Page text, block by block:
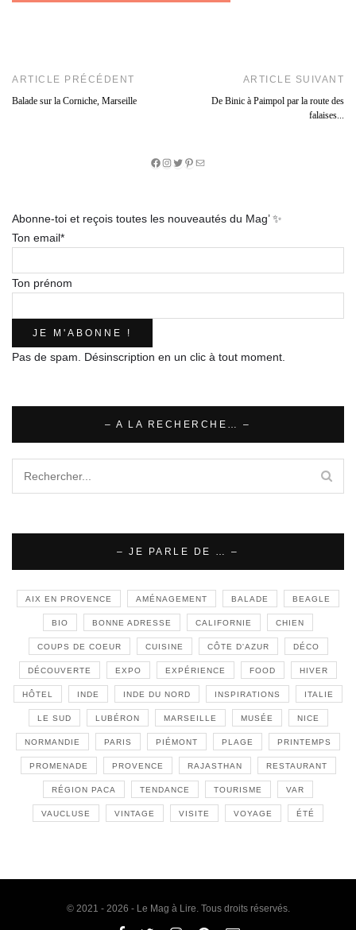
ARTICLE PRÉCÉDENT
Balade sur la Corniche, Marseille
ARTICLE SUIVANT
De Binic à Paimpol par la route des
falaises...
Facebook
Instagram
Twitter
Pinterest
E-
Abonne-toi et reçois toutes les nouveautés du Mag’ ✨
Ton email*
Ton prénom
Pas de spam. Désinscription en un clic à tout moment.
– A LA RECHERCHE… –
– JE PARLE DE … –
AIX EN PROVENCE AMÉNAGEMENT BALADE BEAGLE
BIO BONNE ADRESSE CALIFORNIE CHIEN
COUPS DE COEUR CUISINE CÔTE D'AZUR DÉCO
DÉCOUVERTE EXPO EXPÉRIENCE FOOD HIVER
HÔTEL INDE INDE DU NORD INSPIRATIONS ITALIE
LE SUD LUBÉRON MARSEILLE MUSÉE NICE
NORMANDIE PARIS PIÉMONT PLAGE PRINTEMPS
PROMENADE PROVENCE RAJASTHAN RESTAURANT
RÉGION PACA TENDANCE TOURISME VAR
VAUCLUSE VINTAGE VISITE VOYAGE ÉTÉ
© 2021 - 2026 - Le Mag à Lire. Tous droits réservés.